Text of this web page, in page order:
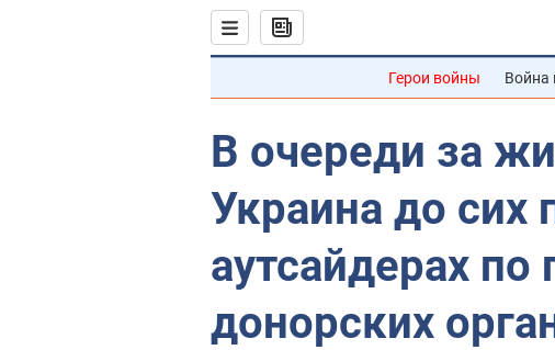
Герои войны Война
В очереди за
Украина до сих
аутсайдерах по
донорских